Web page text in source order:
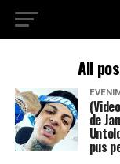
All
de
pus